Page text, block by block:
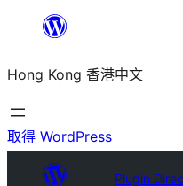
主
要
內
Hong Kong 香港中文
取得 WordPress
Plugin